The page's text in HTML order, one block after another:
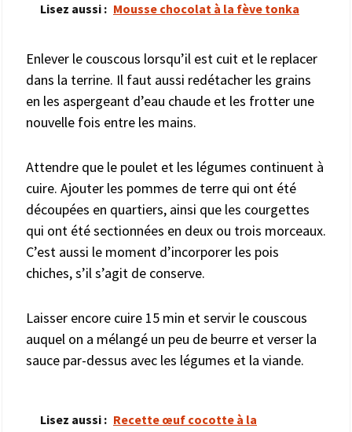
Lisez aussi : Mousse chocolat à la fève tonka
Enlever le couscous lorsqu’il est cuit et le replacer
dans la terrine. Il faut aussi redétacher les grains
en les aspergeant d’eau chaude et les frotter une
nouvelle fois entre les mains.
Attendre que le poulet et les légumes continuent à
cuire. Ajouter les pommes de terre qui ont été
découpées en quartiers, ainsi que les courgettes
qui ont été sectionnées en deux ou trois morceaux.
C’est aussi le moment d’incorporer les pois
chiches, s’il s’agit de conserve.
Laisser encore cuire 15 min et servir le couscous
auquel on a mélangé un peu de beurre et verser la
sauce par-dessus avec les légumes et la viande.
Lisez aussi : Recette œuf cocotte à la